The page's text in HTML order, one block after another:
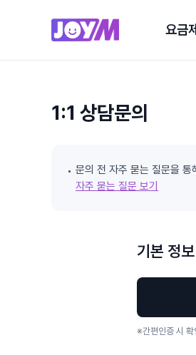
요금제
1:1 상담문의
문의 전 자주 묻는 질문을
자주 묻는 질문 보기
기본 정보
※간편인증 시